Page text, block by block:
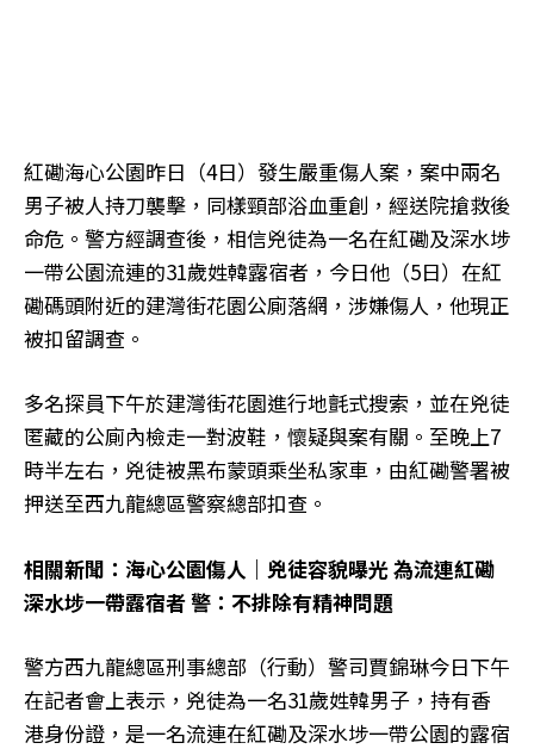
紅磡海心公園昨日（4日）發生嚴重傷人案，案中兩名
男子被人持刀襲擊，同樣頸部浴血重創，經送院搶救後
命危。警方經調查後，相信兇徒為一名在紅磡及深水埗
一帶公園流連的31歲姓韓露宿者，今日他（5日）在紅
磡碼頭附近的建灣街花園公廁落網，涉嫌傷人，他現正
被扣留調查。
多名探員下午於建灣街花園進行地氈式搜索，並在兇徒
匿藏的公廁內檢走一對波鞋，懷疑與案有關。至晚上7
時半左右，兇徒被黑布蒙頭乘坐私家車，由紅磡警署被
押送至西九龍總區警察總部扣查。
相關新聞： 海心公園傷人｜兇徒容貌曝光 為流連紅磡
深水埗一帶露宿者 警：不排除有精神問題
警方西九龍總區刑事總部（行動）警司賈錦琳今日下午
在記者會上表示，兇徒為一名31歲姓韓男子，持有香
港身份證，是一名流連在紅磡及深水埗一帶公園的露宿